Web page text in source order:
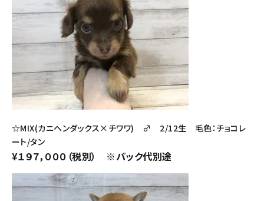
☆MIX(カニヘンダックス×チワワ) ♂ 2/12生 毛色：チョコレ
ート/タン
¥１９７，０００（税別） ※パック代別途